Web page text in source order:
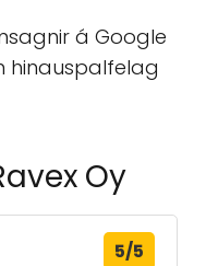
á Google
hinauspalfelag
Oy
5/5